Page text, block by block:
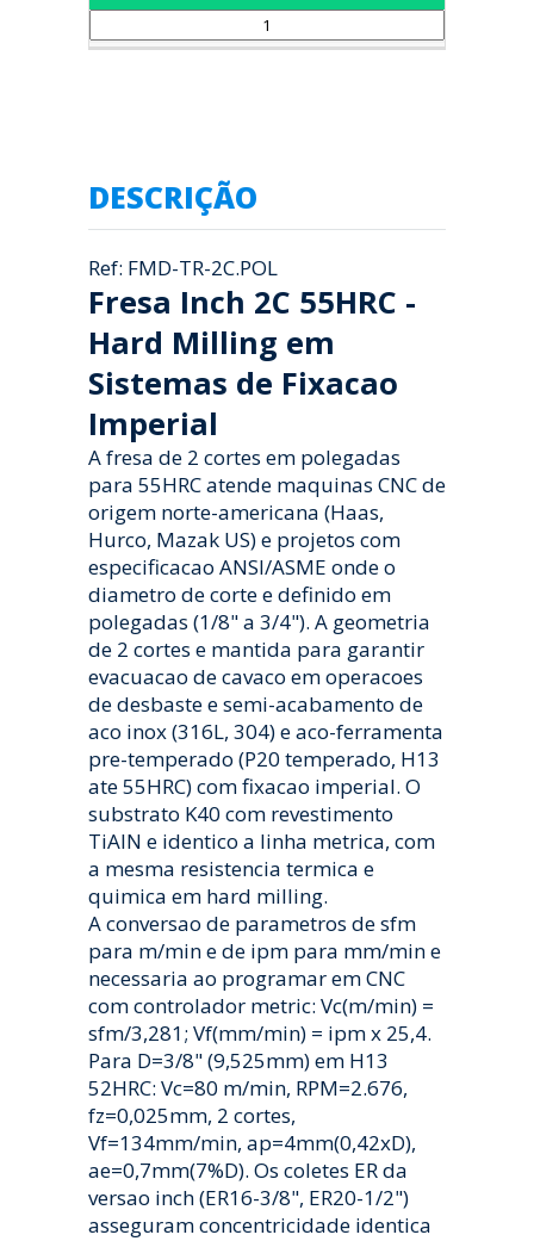
DESCRIÇÃO
Ref: FMD-TR-2C.POL
Fresa Inch 2C 55HRC -
Hard Milling em
Sistemas de Fixacao
Imperial
A fresa de 2 cortes em polegadas
para 55HRC atende maquinas CNC de
origem norte-americana (Haas,
Hurco, Mazak US) e projetos com
especificacao ANSI/ASME onde o
diametro de corte e definido em
polegadas (1/8" a 3/4"). A geometria
de 2 cortes e mantida para garantir
evacuacao de cavaco em operacoes
de desbaste e semi-acabamento de
aco inox (316L, 304) e aco-ferramenta
pre-temperado (P20 temperado, H13
ate 55HRC) com fixacao imperial. O
substrato K40 com revestimento
TiAlN e identico a linha metrica, com
a mesma resistencia termica e
quimica em hard milling.
A conversao de parametros de sfm
para m/min e de ipm para mm/min e
necessaria ao programar em CNC
com controlador metric: Vc(m/min) =
sfm/3,281; Vf(mm/min) = ipm x 25,4.
Para D=3/8" (9,525mm) em H13
52HRC: Vc=80 m/min, RPM=2.676,
fz=0,025mm, 2 cortes,
Vf=134mm/min, ap=4mm(0,42xD),
ae=0,7mm(7%D). Os coletes ER da
versao inch (ER16-3/8", ER20-1/2")
asseguram concentricidade identica